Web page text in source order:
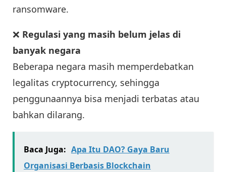
ransomware.
❌ Regulasi yang masih belum jelas di
banyak negara
Beberapa negara masih memperdebatkan
legalitas cryptocurrency, sehingga
penggunaannya bisa menjadi terbatas atau
bahkan dilarang.
Baca Juga: Apa Itu DAO? Gaya Baru
Organisasi Berbasis Blockchain